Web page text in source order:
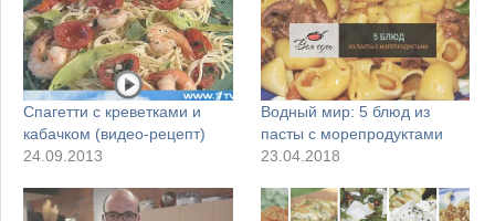
Спагетти с креветками и
кабачком (видео-рецепт)
24.09.2013
Водный мир: 5 блюд из
пасты с морепродуктами
23.04.2018